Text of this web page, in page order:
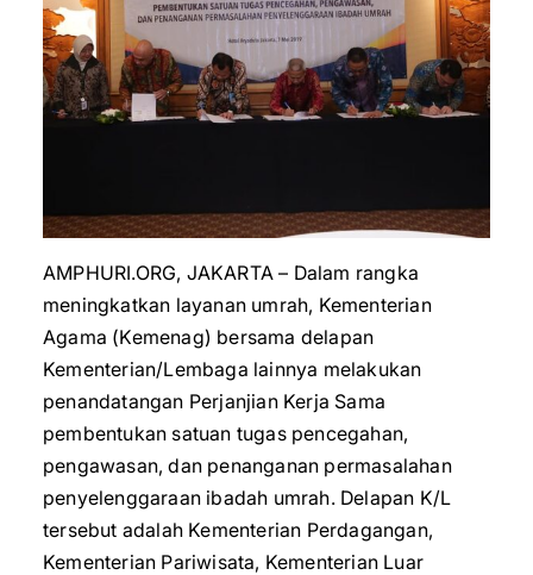
AMPHURI.ORG, JAKARTA – Dalam rangka
meningkatkan layanan umrah, Kementerian
Agama (Kemenag) bersama delapan
Kementerian/Lembaga lainnya melakukan
penandatangan Perjanjian Kerja Sama
pembentukan satuan tugas pencegahan,
pengawasan, dan penanganan permasalahan
penyelenggaraan ibadah umrah. Delapan K/L
tersebut adalah Kementerian Perdagangan,
Kementerian Pariwisata, Kementerian Luar